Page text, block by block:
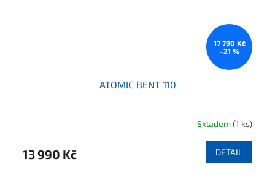
17 790 Kč
–21 %
ATOMIC BENT 110
Skladem(1 ks)
13 990 Kč DETAIL